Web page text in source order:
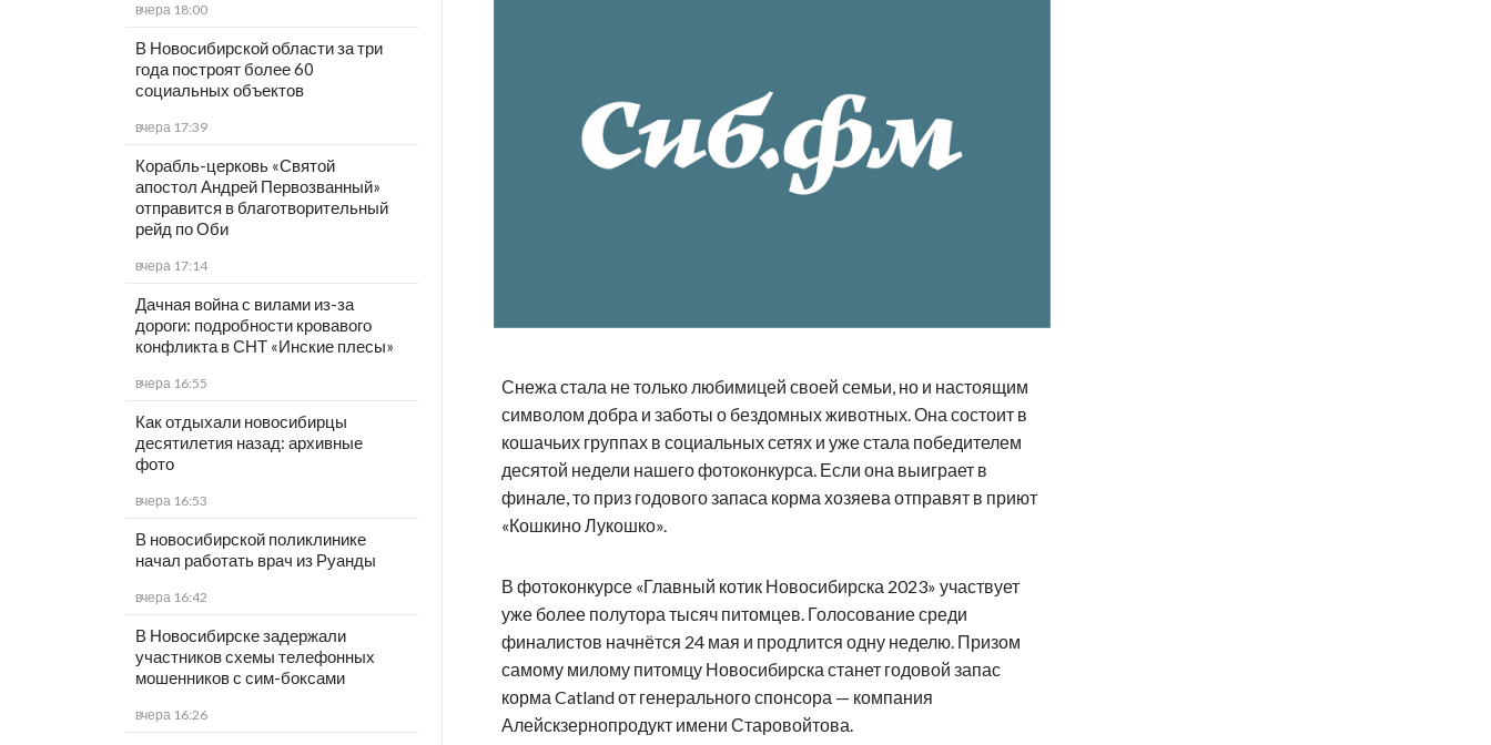
вчера 18:00
В Новосибирской области за три
года построят более 60
социальных объектов
вчера 17:39
Корабль-церковь «Святой
апостол Андрей Первозванный»
отправится в благотворительный
рейд по Оби
вчера 17:14
Дачная война с вилами из-за
дороги: подробности кровавого
конфликта в СНТ «Инские плесы»
вчера 16:55
Как отдыхали новосибирцы
десятилетия назад: архивные
фото
вчера 16:53
В новосибирской поликлинике
начал работать врач из Руанды
вчера 16:42
В Новосибирске задержали
участников схемы телефонных
мошенников с сим-боксами
вчера 16:26
Снежа стала не только любимицей своей семьи, но и настоящим
символом добра и заботы о бездомных животных. Она состоит в
кошачьих группах в социальных сетях и уже стала победителем
десятой недели нашего фотоконкурса. Если она выиграет в
финале, то приз годового запаса корма хозяева отправят в приют
«Кошкино Лукошко».
В фотоконкурсе «Главный котик Новосибирска 2023» участвует
уже более полутора тысяч питомцев. Голосование среди
финалистов начнётся 24 мая и продлится одну неделю. Призом
самому милому питомцу Новосибирска станет годовой запас
корма Catland от генерального спонсора — компания
Алейскзернопродукт имени Старовойтова.